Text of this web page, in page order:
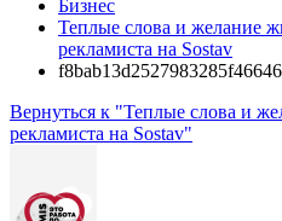
Бизнес
Теплые слова и желание
рекламиста на Sostav
Вернуться к "Теплые слова и
рекламиста на Sostav"